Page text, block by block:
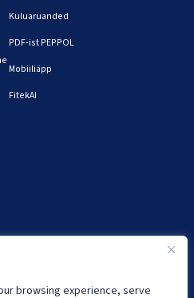
browsing experience, serve
Kuluaruanded
PDF-ist PEPPOL
Mobiiliäpp
FitekAI